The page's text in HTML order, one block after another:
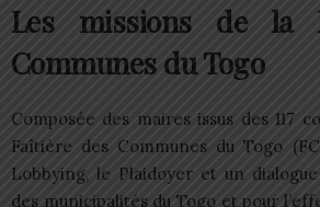
Les missions de la
Communes du Togo
Composée des maires issus des 117
Faîtière des Communes du Togo
Lobbying, le Plaidoyer et un
des municipalités du Togo et pour